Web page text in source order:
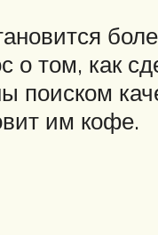
о том, как
им кофе.